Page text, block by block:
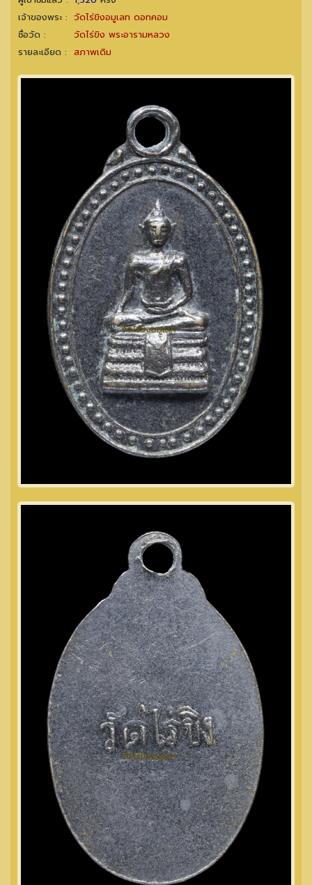
เจ้าของพระ : วัดไร่ขิงอมูเลท ดอทคอม
ชื่อวัด :
วัดไร่ขิง พระอารามหลวง
รายละเอียด : สภาพเดิม